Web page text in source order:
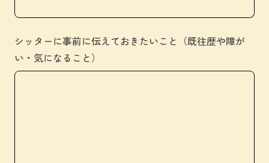
シッターに事前に伝えておきたいこと（既往歴や障が
い・気になること）